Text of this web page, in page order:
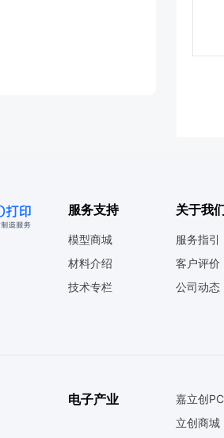
服务支持
模型商城
材料介绍
技术专栏
关于我
服务指引
客户评价
公司动态
电子产业
嘉立创
立创商城